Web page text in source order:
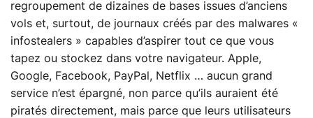
regroupement de dizaines de bases issues d’anciens
vols et, surtout, de journaux créés par des malwares «
infostealers » capables d’aspirer tout ce que vous
tapez ou stockez dans votre navigateur. Apple,
Google, Facebook, PayPal, Netflix … aucun grand
service n’est épargné, non parce qu’ils auraient été
piratés directement, mais parce que leurs utilisateurs